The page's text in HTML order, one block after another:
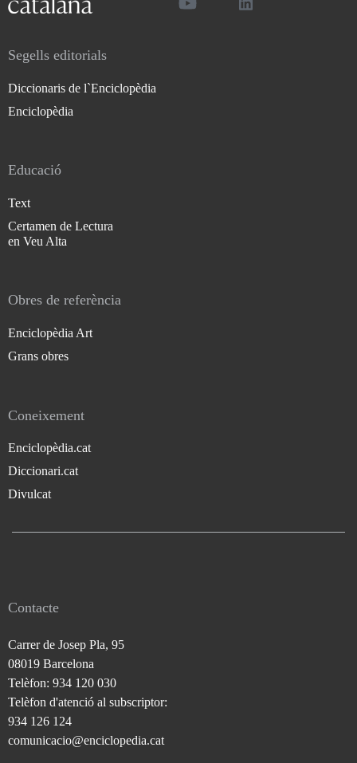
Segells editorials
Diccionaris de l`Enciclopèdia
Enciclopèdia
Educació
Text
Certamen de Lectura
en Veu Alta
Obres de referència
Enciclopèdia Art
Grans obres
Coneixement
Enciclopèdia.cat
Diccionari.cat
Divulcat
Contacte
Carrer de Josep Pla, 95
08019 Barcelona
Telèfon: 934 120 030
Telèfon d'atenció al subscriptor:
934 126 124
comunicacio@enciclopedia.cat